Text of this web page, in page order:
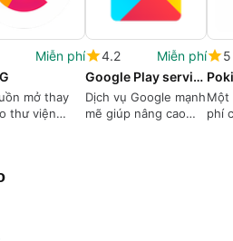
Miễn phí
mở thay
thư viện
4.2
Miễn phí
Google Play services
Dịch vụ Google mạnh
mẽ giúp nâng cao
5
Một
phí